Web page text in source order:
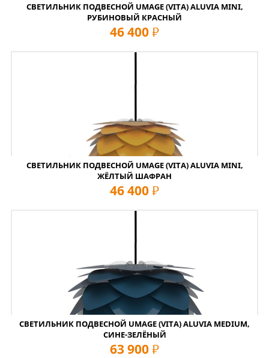
СВЕТИЛЬНИК ПОДВЕСНОЙ UMAGE (VITA) ALUVIA MINI,
РУБИНОВЫЙ КРАСНЫЙ
46 400 руб
СВЕТИЛЬНИК ПОДВЕСНОЙ UMAGE (VITA) ALUVIA MINI,
ЖЁЛТЫЙ ШАФРАН
46 400 руб
СВЕТИЛЬНИК ПОДВЕСНОЙ UMAGE (VITA) ALUVIA MEDIUM,
СИНЕ-ЗЕЛЁНЫЙ
63 900 руб